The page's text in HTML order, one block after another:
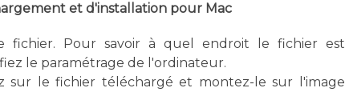
et d'installation pour Mac
fichier. Pour savoir à quel endroit le fichier est
le paramétrage de l'ordinateur.
sur le fichier téléchargé et montez-le sur l'image